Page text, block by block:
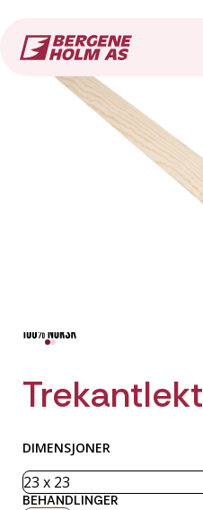
Trekantlekt
DIMENSJONER
BEHANDLINGER